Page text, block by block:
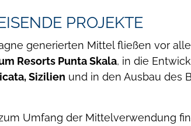
PROJEKTE
generierten Mittel fließen vor
Resorts Punta Skala, in die
Sizilien und in den Ausbau des
Umfang der Mittelverwendung